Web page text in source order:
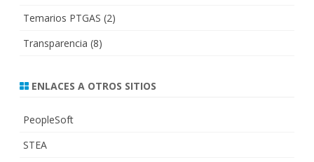
Temarios PTGAS (2)
Transparencia (8)
ENLACES A OTROS SITIOS
PeopleSoft
STEA